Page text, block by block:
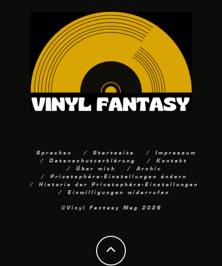
Sprachen Startseite Impressum
Datenschutzerklärung Kontakt
Über mich Archiv
Privatsphäre-Einstellungen ändern
Historie der Privatsphäre-Einstellungen
Einwilligungen widerrufen
©Vinyl Fantasy Mag 2026